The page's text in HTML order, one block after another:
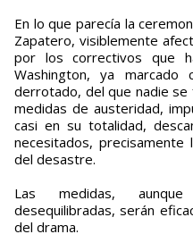
En lo que parecía la
Zapatero, visiblemente
por los correctivos que
Washington, ya
derrotado, del que nadie se
medidas de austeridad,
casi en su totalidad,
necesitados, precisamente
del desastre.
Las medidas,
desequilibradas, serán
del drama.